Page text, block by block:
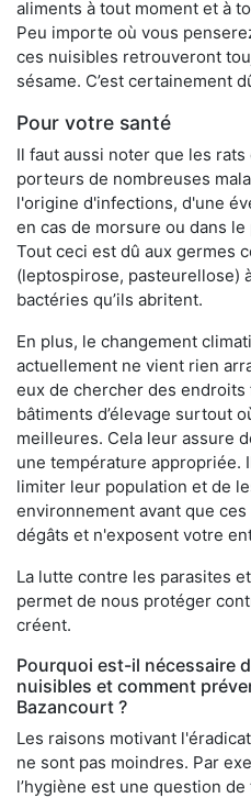
aliments à tout moment et à
Peu importe où vous
ces nuisibles retrouveront
sésame. C’est certainement
Pour votre santé
Il faut aussi noter que les
porteurs de nombreuses
l'origine d'infections, d'une
en cas de morsure ou dans
Tout ceci est dû aux germes
(leptospirose, pasteurellose)
bactéries qu’ils abritent.
En plus, le changement
actuellement ne vient rien
eux de chercher des endroits
bâtiments d’élevage surtout
meilleures. Cela leur assure
une température appropriée.
limiter leur population et de
environnement avant que
dégâts et n'exposent votre
La lutte contre les parasites
permet de nous protéger
créent.
Pourquoi est-il nécessaire
nuisibles et comment
Bazancourt ?
Les raisons motivant
ne sont pas moindres. Par
l’hygiène est une question